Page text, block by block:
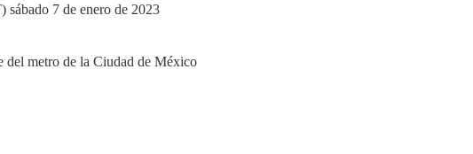
7 de enero de 2023